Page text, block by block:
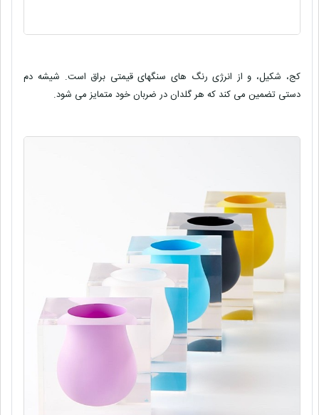
کج، شکیل، و از انرژی رنگ های سنگهای قیمتی براق است. شیشه دم
دستی تضمین می کند که هر گلدان در ضربان خود متمایز می شود.